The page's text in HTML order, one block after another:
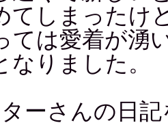
てしまったけ
ては愛着が湧
なりました。
ーさんの日